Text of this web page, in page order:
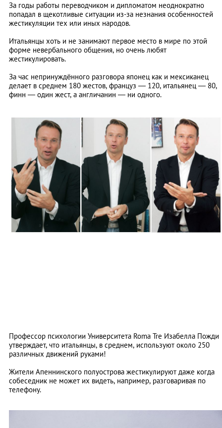
За годы работы переводчиком и дипломатом неоднократно
попадал в щекотливые ситуации из-за незнания особенностей
жестикуляции тех или иных народов.
Итальянцы хоть и не занимают первое место в мире по этой
форме невербального общения, но очень любят
жестикулировать.
За час непринуждённого разговора японец как и мексиканец
делает в среднем 180 жестов, француз — 120, итальянец — 80,
финн — один жест, а англичанин — ни одного.
Профессор психологии Университета Roma Tre Изабелла Пожди
утверждает, что итальянцы, в среднем, используют около 250
различных движений руками!
Жители Апеннинского полуострова жестикулируют даже когда
собеседник не может их видеть, например, разговаривая по
телефону.